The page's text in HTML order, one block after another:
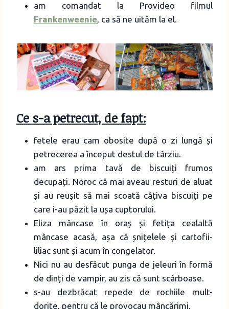
am comandat la Provideo filmul
Frankenweenie, ca să ne uităm la el.
Ce s-a petrecut, de fapt:
fetele erau cam obosite după o zi lungă și
petrecerea a început destul de târziu.
am ars prima tavă de biscuiți frumos
decupați. Noroc că mai aveau resturi de aluat
și au reușit să mai scoată câțiva biscuiți pe
care i-au păzit la ușa cuptorului.
Eliza mâncase în oraș și fetița cealaltă
mâncase acasă, așa că șnițelele și cartofii-
liliac sunt și acum în congelator.
Nici nu au desfăcut punga de jeleuri în formă
de dinți de vampir, au zis că sunt scârboase.
s-au dezbrăcat repede de rochiile mult-
dorite, pentru că le provocau mâncărimi.